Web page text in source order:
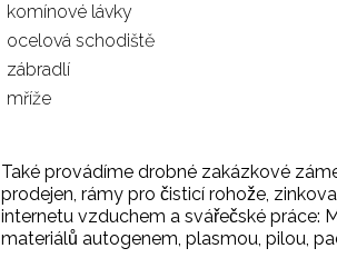
komínové lávky
ocelová schodiště
zábradlí
mříže
Také provádíme drobné zakázkové
prodejen, rámy pro čisticí rohože,
internetu vzduchem a svářečské práce:
materiálů autogenem, plasmou, pilou,